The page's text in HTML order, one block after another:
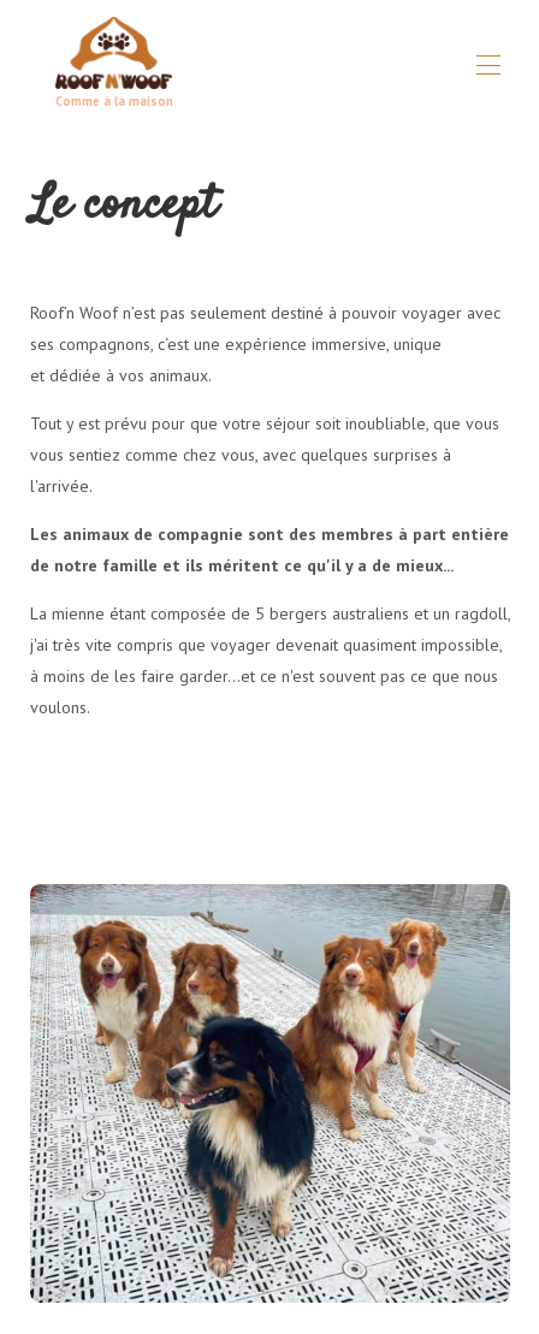
Comme à la maison
Concetto
In caso di emergenza
Partner
Le concept
Roof’n Woof n’est pas seulement destiné à pouvoir voyager avec
ses compagnons, c‘est une expérience immersive, unique
et dédiée à vos animaux.
Tout y est prévu pour que votre séjour soit inoubliable, que vous
vous sentiez comme chez vous, avec quelques surprises à
l'arrivée.
Les animaux de compagnie sont des membres à part entière
de notre famille et ils méritent ce qu'il y a de mieux...
La mienne étant composée de 5 bergers australiens et un ragdoll,
j'ai très vite compris que voyager devenait quasiment impossible,
à moins de les faire garder...et ce n'est souvent pas ce que nous
voulons.